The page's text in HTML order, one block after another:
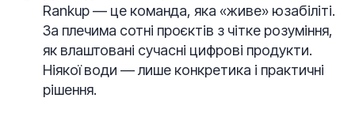
Rankup — це команда, яка «живе» юзабіліті.
За плечима сотні проєктів з чітке розуміння,
як влаштовані сучасні цифрові продукти.
Ніякої води — лише конкретика і практичні
рішення.